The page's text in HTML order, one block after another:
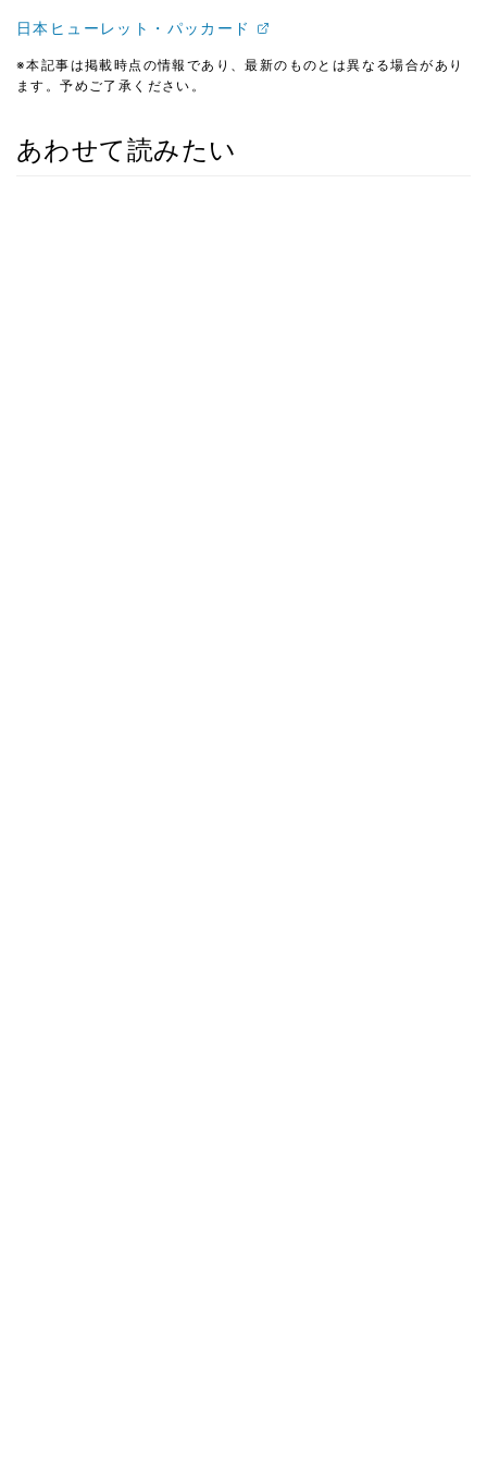
日本ヒューレット・パッカード
※本記事は掲載時点の情報であり、最新のものとは異なる場合があり
ます。予めご了承ください。
あわせて読みたい